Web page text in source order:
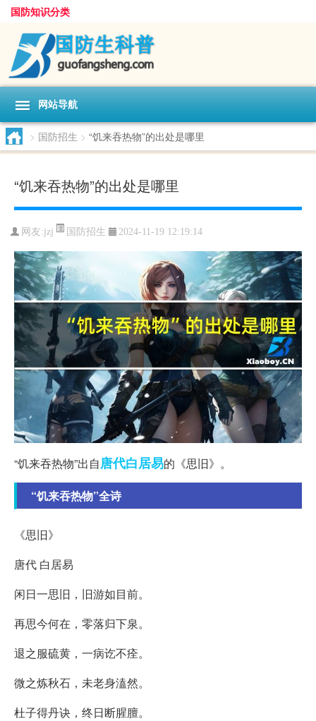
国防知识分类
网站导航
> 国防招生 > “饥来吞热物”的出处是哪里
“饥来吞热物”的出处是哪里
网友:jzj 国防招生 2024-11-19 12:19:14
“饥来吞热物”出自唐代白居易的《思旧》。
“饥来吞热物”全诗
《思旧》
唐代 白居易
闲日一思旧，旧游如目前。
再思今何在，零落归下泉。
退之服硫黄，一病讫不痊。
微之炼秋石，未老身溘然。
杜子得丹诀，终日断腥膻。